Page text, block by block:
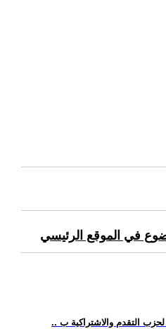
في الموقع الرئيسي
لحزب التقدم والاشتراكية ب